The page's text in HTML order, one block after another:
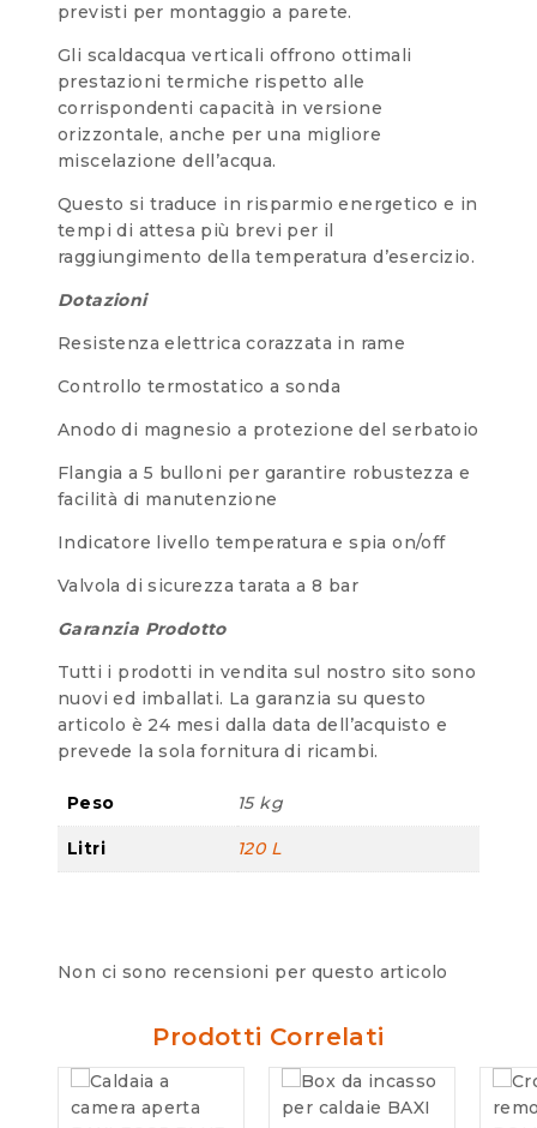
previsti per montaggio a parete.
Gli scaldacqua verticali offrono ottimali
prestazioni termiche rispetto alle
corrispondenti capacità in versione
orizzontale, anche per una migliore
miscelazione dell’acqua.
Questo si traduce in risparmio energetico e in
tempi di attesa più brevi per il
raggiungimento della temperatura d’esercizio.
Dotazioni
Resistenza elettrica corazzata in rame
Controllo termostatico a sonda
Anodo di magnesio a protezione del serbatoio
Flangia a 5 bulloni per garantire robustezza e
facilità di manutenzione
Indicatore livello temperatura e spia on/off
Valvola di sicurezza tarata a 8 bar
Garanzia Prodotto
Tutti i prodotti in vendita sul nostro sito sono
nuovi ed imballati. La garanzia su questo
articolo è 24 mesi dalla data dell’acquisto e
prevede la sola fornitura di ricambi.
Peso 15 kg
Litri 120 L
Non ci sono recensioni per questo articolo
Prodotti Correlati